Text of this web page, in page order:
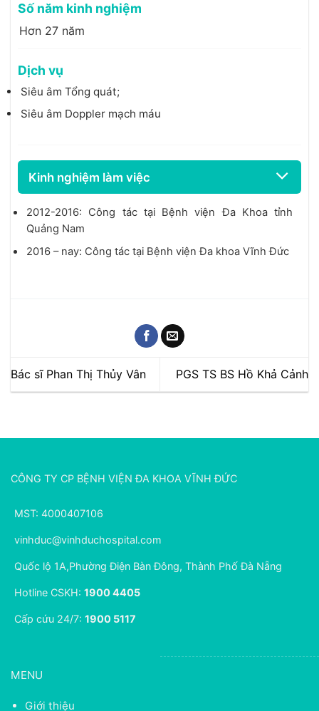
Số năm kinh nghiệm
Hơn 27 năm
Dịch vụ
Siêu âm Tổng quát;
Siêu âm Doppler mạch máu
Kinh nghiệm làm việc
2012-2016: Công tác tại Bệnh viện Đa Khoa tỉnh
Quảng Nam
2016 – nay: Công tác tại Bệnh viện Đa khoa Vĩnh Đức
Bác sĩ Phan Thị Thủy Vân PGS TS BS Hồ Khả Cảnh
CÔNG TY CP BỆNH VIỆN ĐA KHOA VĨNH ĐỨC
MST: 4000407106
vinhduc@vinhduchospital.com
Quốc lộ 1A,Phường Điện Bàn Đông, Thành Phố Đà Nẵng
Hotline CSKH: 1900 4405
Cấp cứu 24/7: 1900 5117
MENU
Giới thiệu